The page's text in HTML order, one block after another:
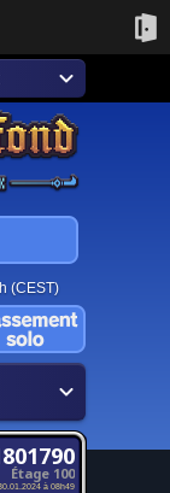
(CEST)
Étage 100
à 08h49